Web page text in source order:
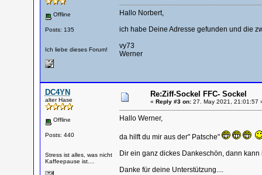
Offline
Posts: 135
Ich liebe dieses Forum!
Hallo Norbert,
ich habe Deine Adresse gefunden und die
vy73
Werner
DC4YN
alter Hase
Offline
Posts: 440
Stress ist alles, was nicht
Kaffeepause ist....
Re:Ziff-Sockel FFC- Sockel
« Reply #3 on:27. May 2021, 21:01:57
Hallo Werner,
da hilft du mir aus der" Patsche"
Dir ein ganz dickes Dankeschön, dann
Danke für deine Unterstützung....